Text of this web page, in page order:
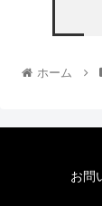
ホーム
お問